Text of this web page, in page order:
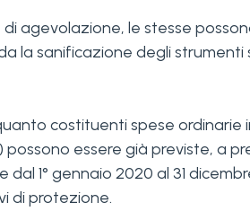
agevolazione, le stesse
sanificazione degli strumenti
costituenti spese ordinarie
essere già previste, a
1° gennaio 2020 al 31
di protezione.